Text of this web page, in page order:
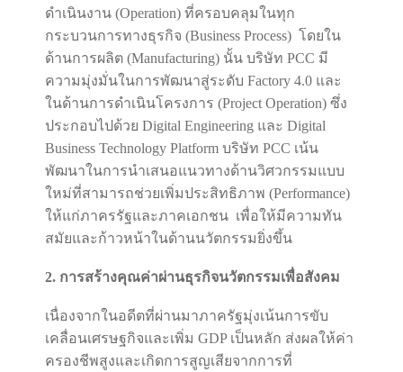
ดำเนินงาน (Operation) ที่ครอบคลุมในทุก
กระบวนการทางธุรกิจ (Business Process) โดยใน
ด้านการผลิต (Manufacturing) นั้น บริษัท PCC มี
ความมุ่งมั่นในการพัฒนาสู่ระดับ Factory 4.0 และ
ในด้านการดำเนินโครงการ (Project Operation) ซึ่ง
ประกอบไปด้วย Digital Engineering และ Digital
Business Technology Platform บริษัท PCC เน้น
พัฒนาในการนำเสนอแนวทางด้านวิศวกรรมแบบ
ใหม่ที่สามารถช่วยเพิ่มประสิทธิภาพ (Performance)
ให้แก่ภาครรัฐและภาคเอกชน เพื่อให้มีความทัน
สมัยและก้าวหน้าในด้านนวัตกรรมยิ่งขึ้น
2. การสร้างคุณค่าผ่านธุรกิจนวัตกรรมเพื่อสังคม
เนื่องจากในอดีตที่ผ่านมาภาครัฐมุ่งเน้นการขับ
เคลื่อนเศรษฐกิจและเพิ่ม GDP เป็นหลัก ส่งผลให้ค่า
ครองชีพสูงและเกิดการสูญเสียจากการที่